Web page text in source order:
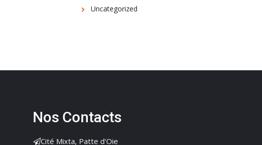
Uncategorized
Nos Contacts
Cité Mixta, Patte d'Oie